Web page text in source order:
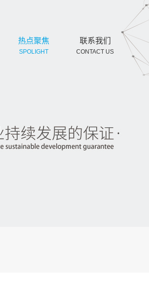
热点聚焦
SPOLIGHT
联系我们
CONTACT US